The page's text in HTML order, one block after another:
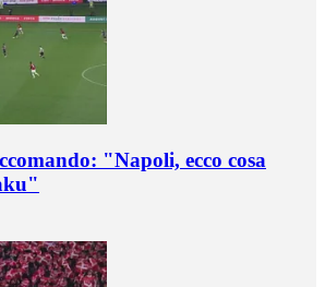
"Napoli, ecco cosa